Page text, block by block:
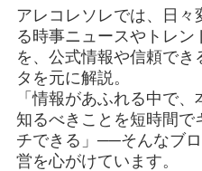
アレコレソレでは、日々
る時事ニュースやトレン
を、公式情報や信頼でき
タを元に解説。
「情報があふれる中で、
知るべきことを短時間で
チできる」──そんなブ
営を心がけています。